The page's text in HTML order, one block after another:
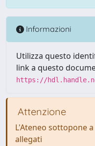
Informazioni
Utilizza questo
link a questo
https://
Attenzione
L'Ateneo sottopone
allegati